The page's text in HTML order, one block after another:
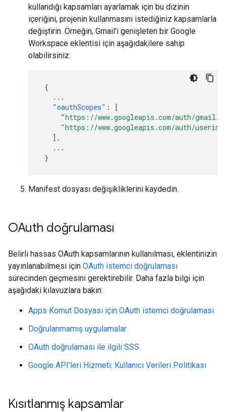
kullandığı kapsamları ayarlamak için bu dizinin
içeriğini, projenin kullanmasını istediğiniz kapsamlarla
değiştirin. Örneğin, Gmail'i genişleten bir Google
Workspace eklentisi için aşağıdakilere sahip
olabilirsiniz:
{
...
"oauthScopes" :
[
"https://www.googleapis.com/auth/
"https://www.googleapis.com/auth/
],
...
}
Manifest dosyası değişikliklerini kaydedin.
OAuth doğrulaması
Belirli hassas OAuth kapsamlarının kullanılması, eklentinizin
yayınlanabilmesi için OAuth istemci doğrulaması
sürecinden geçmesini gerektirebilir. Daha fazla bilgi için
aşağıdaki kılavuzlara bakın:
Apps Komut Dosyası için OAuth istemci doğrulaması
Doğrulanmamış uygulamalar
OAuth doğrulaması ile ilgili SSS
Google API'leri Hizmeti: Kullanıcı Verileri Politikası
Kısıtlanmış kapsamlar